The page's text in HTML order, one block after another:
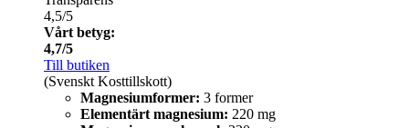
4,5/5
Vårt betyg:
4,7/5
Till butiken
(Svenskt Kosttillskott)
Magnesiumformer: 3 former
Elementärt magnesium: 220 mg